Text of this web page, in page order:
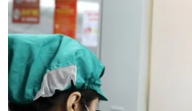
Cục trưởng Hàng
‘Không đánh đổi an
bay vì bất cứ lý do gì’